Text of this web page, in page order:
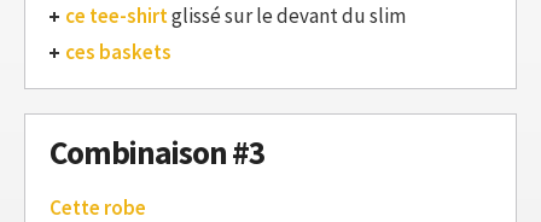
ce tee-shirtglissé sur le devant du slim
ces baskets
Combinaison #3
Cette robe